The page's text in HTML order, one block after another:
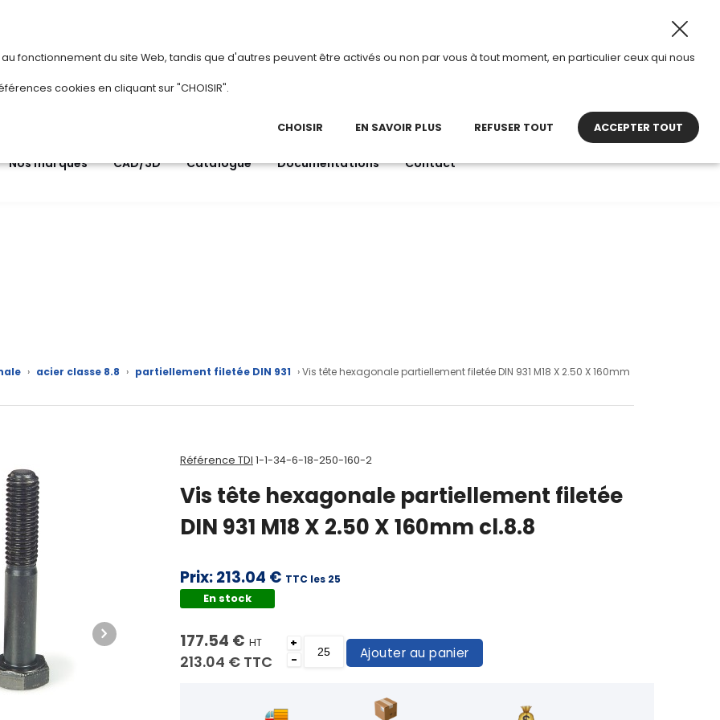
Du 3 au 28 août 2026, TDI passe en mode été. Horaires d’ouverture :
Nos marques CAD/3D Catalogue Documentations Contact
› acier classe 8.8 › partiellement filetée DIN 931 › Vis tête hexagonale partiellement filetée DIN 931 M18 X 2.50 X 160mm
Référence TDI 1-1-34-6-18-250-160-2
Vis tête hexagonale partiellement filetée
DIN 931 M18 X 2.50 X 160mm cl.8.8
Prix:213.04 € TTC les 25
En stock
177.54 € HT
213.04 € TTC
+
-
Ajouter au panier
fonctionnement du site Web, tandis que d'autres peuvent être activés ou non par vous à tout moment, en particulier ceux qui nous
cookies en cliquant sur "CHOISIR".
CHOISIR EN SAVOIR PLUS REFUSER TOUT ACCEPTER TOUT